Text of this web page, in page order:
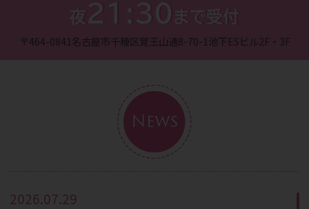
夜 21:30 まで受付
〒464-0841名古屋市千種区覚王山通8-70-1池下ESビル2F・3F
News
2026.07.29